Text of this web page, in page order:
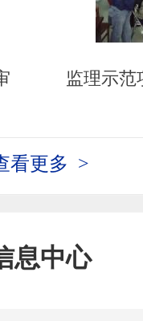
监理示范
看更多 >
息中心